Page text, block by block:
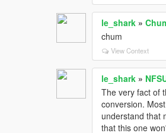
le_shark »
chum
View Context
le_shark »
The very fact of
conversion.
understand that
that this one